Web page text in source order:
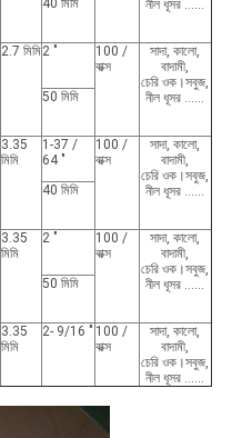
নীল ধূসর ……
40 মিমি
2.7 মিমি2 "
100 /
বাক্স
সাদা, কালো,
বাদামী,
চেরি ওক।সবুজ,
নীল ধূসর ……
50 মিমি
3.35
মিমি
1-37 /
64 "
100 /
বাক্স
সাদা, কালো,
বাদামী,
চেরি ওক।সবুজ,
নীল ধূসর ……
40 মিমি
3.35
মিমি
2 "
100 /
বাক্স
সাদা, কালো,
বাদামী,
চেরি ওক।সবুজ,
নীল ধূসর ……
50 মিমি
3.35
মিমি
2- 9/16 " 100 /
বাক্স
সাদা, কালো,
বাদামী,
চেরি ওক।সবুজ,
নীল ধূসর ……